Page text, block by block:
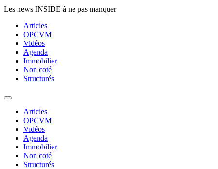
Les news INSIDE à ne pas manquer
Articles
OPCVM
Vidéos
Agenda
Immobilier
Non coté
Structurés
Articles
OPCVM
Vidéos
Agenda
Immobilier
Non coté
Structurés